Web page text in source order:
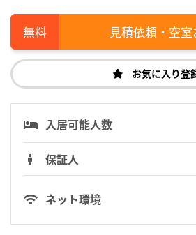
見積依頼・空
お気に入り登
入居可能人数
保証人
ネット環境